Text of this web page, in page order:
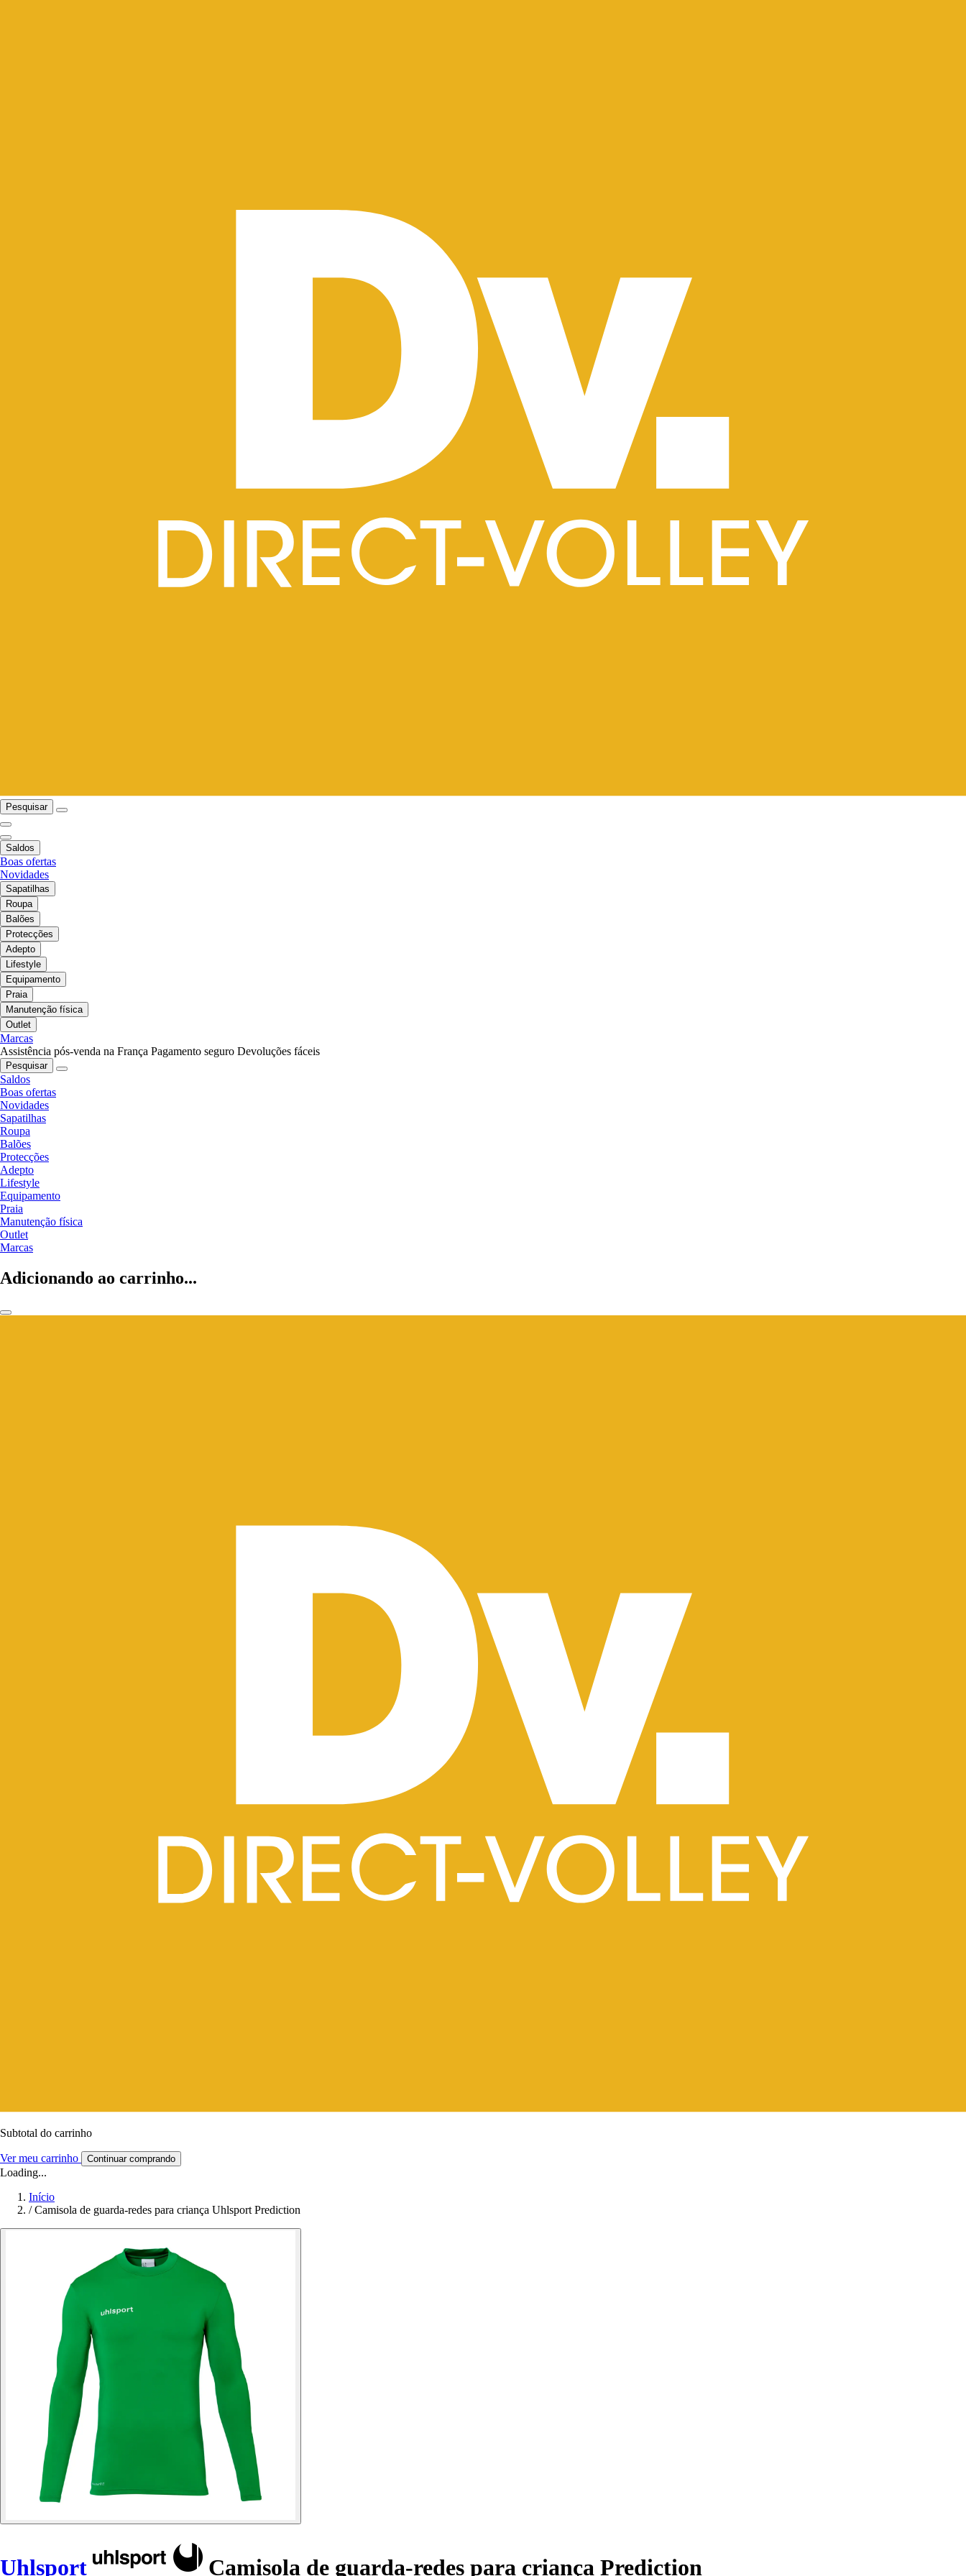
Pesquisar
Saldos
Boas ofertas
Novidades
Sapatilhas
Roupa
Balões
Protecções
Adepto
Lifestyle
Equipamento
Praia
Manutenção física
Outlet
Marcas
Assistência pós-venda na França Pagamento seguro Devoluções fáceis
Pesquisar
Saldos
Boas ofertas
Novidades
Sapatilhas
Roupa
Balões
Protecções
Adepto
Lifestyle
Equipamento
Praia
Manutenção física
Outlet
Marcas
Adicionando ao carrinho...
Subtotal do carrinho
Ver meu carrinho Continuar comprando
Loading...
Início
/ Camisola de guarda-redes para criança Uhlsport Prediction
Uhlsport Camisola de guarda-redes para criança Prediction